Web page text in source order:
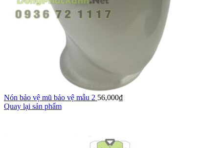
Nón bảo vệ mũ bảo vệ mẫu 2 56,000₫
Quay lại sản phẩm